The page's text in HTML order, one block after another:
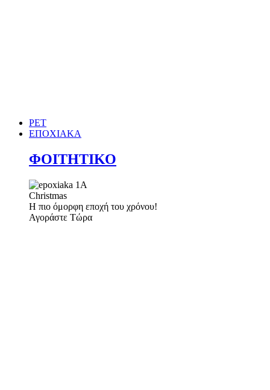
PET
ΕΠΟΧΙΑΚΑ
ΦΟΙΤΗΤΙΚΟ
Christmas
Η πιο όμορφη εποχή του χρόνου!
Αγοράστε Τώρα